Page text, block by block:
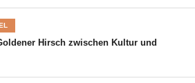
Hirsch zwischen Kultur und